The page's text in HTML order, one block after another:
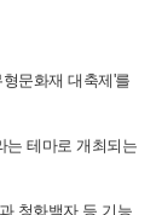
문화재 대축제'를
는 테마로 개최되는
청화백자 등 기능